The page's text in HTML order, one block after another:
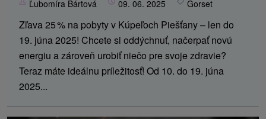
Ľubomíra Bártová 09. 06. 2025 Gorset
Zľava 25 % na pobyty v Kúpeľoch Piešťany – len do
19. júna 2025! Chcete si oddýchnuť, načerpať novú
energiu a zároveň urobiť niečo pre svoje zdravie?
Teraz máte ideálnu príležitosť! Od 10. do 19. júna
2025...